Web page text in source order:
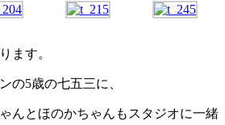
ます。
の5歳の七五三に、
んとほのかちゃんもスタジオに一緒